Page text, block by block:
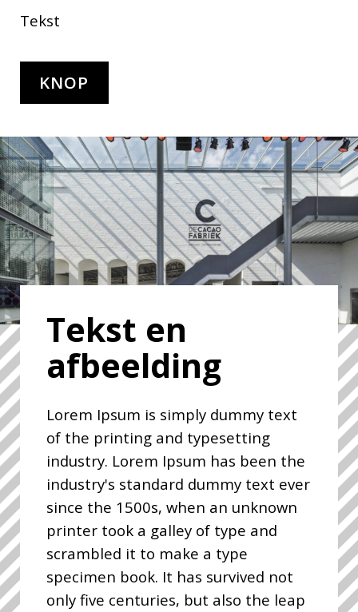
Tekst
KNOP
Tekst en
afbeelding
Lorem Ipsum is simply dummy text
of the printing and typesetting
industry. Lorem Ipsum has been the
industry's standard dummy text ever
since the 1500s, when an unknown
printer took a galley of type and
scrambled it to make a type
specimen book. It has survived not
only five centuries, but also the leap